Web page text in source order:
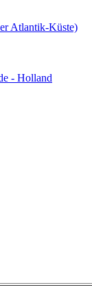
Atlantik-Küste)